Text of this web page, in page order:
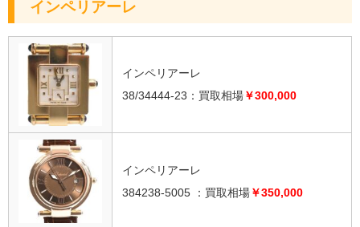
インペリアーレ
インペリアーレ
38/34444-23：買取相場￥300,000
インペリアーレ
384238-5005 ： 買取相場￥350,000